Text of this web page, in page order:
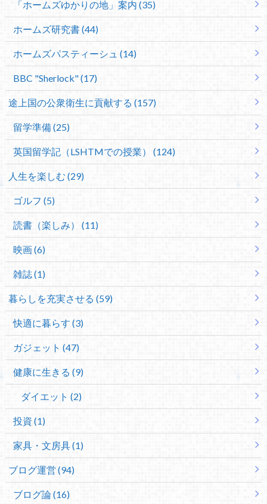
「ホームズゆかりの地」案内 (35)
ホームズ研究書 (44)
ホームズパスティーシュ (14)
BBC "Sherlock" (17)
途上国の公衆衛生に貢献する (157)
留学準備 (25)
英国留学記（LSHTMでの授業） (124)
人生を楽しむ (29)
ゴルフ (5)
読書（楽しみ） (11)
映画 (6)
雑誌 (1)
暮らしを充実させる (59)
快適に暮らす (3)
ガジェット (47)
健康に生きる (9)
ダイエット (2)
投資 (1)
家具・文房具 (1)
ブログ運営 (94)
ブログ論 (16)